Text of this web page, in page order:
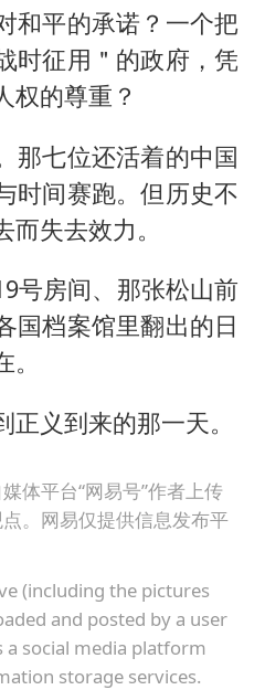
和平的承诺？一个把
时征用＂的政府，凭
权的尊重？
那七位还活着的中国
时间赛跑。但历史不
失去效力。
号房间、那张松山前
国档案馆里翻出的日
义到来的那一天。
体平台“网易号”作者上传
。网易仅提供信息发布平
(including the pictures
and posted by a user
a social media platform
storage services.